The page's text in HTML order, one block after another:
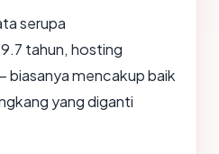
serupa
tahun, hosting
biasanya mencakup baik
yang diganti